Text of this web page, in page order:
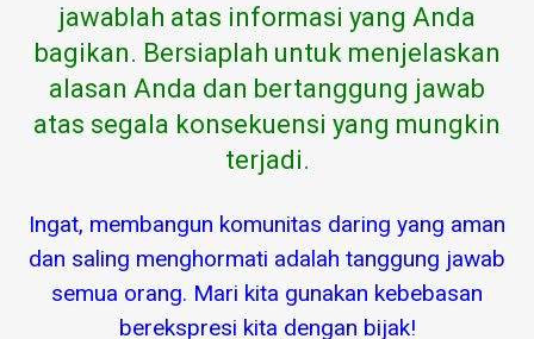
jawablah atas informasi yang Anda
bagikan. Bersiaplah untuk menjelaskan
alasan Anda dan bertanggung jawab
atas segala konsekuensi yang mungkin
terjadi.
Ingat, membangun komunitas daring yang aman
dan saling menghormati adalah tanggung jawab
semua orang. Mari kita gunakan kebebasan
berekspresi kita dengan bijak!